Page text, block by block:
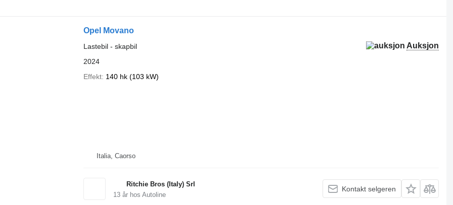
Opel Movano
Auksjon
Lastebil - skapbil
2024
Effekt 140 hk (103 kW)
Italia, Caorso
Ritchie Bros (Italy) Srl
13år hos Autoline
Kontakt selgeren